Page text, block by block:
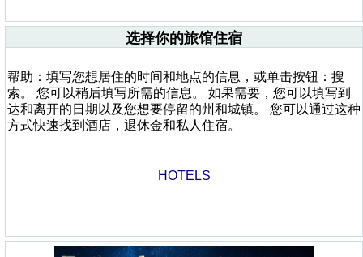
选择你的旅馆住宿
帮助：填写您想居住的时间和地点的信息，或单击按钮：搜
索。 您可以稍后填写所需的信息。 如果需要，您可以填写到
达和离开的日期以及您想要停留的州和城镇。 您可以通过这种
方式快速找到酒店，退休金和私人住宿。
HOTELS